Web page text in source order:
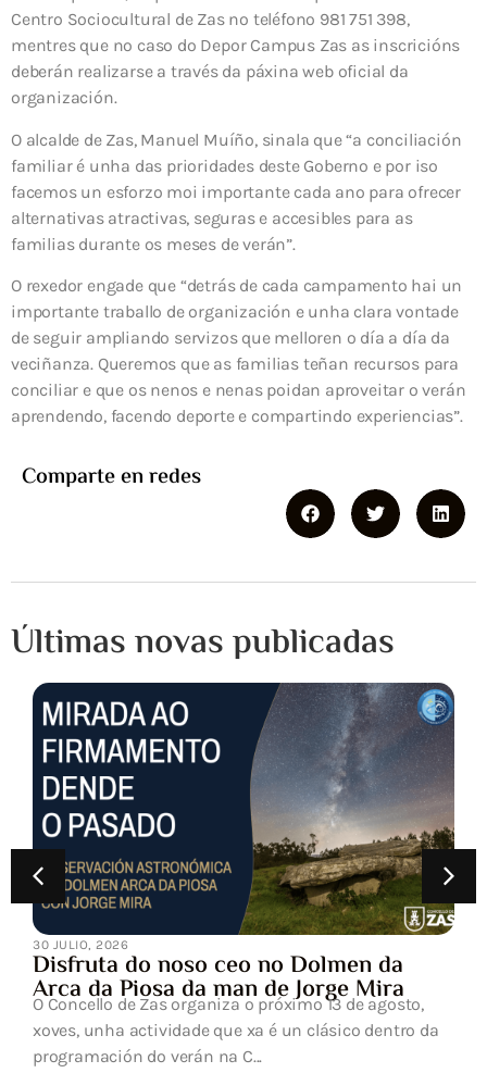
Centro Sociocultural de Zas no teléfono 981 751 398,
mentres que no caso do Depor Campus Zas as inscricións
deberán realizarse a través da páxina web oficial da
organización.
O alcalde de Zas, Manuel Muíño, sinala que “a conciliación
familiar é unha das prioridades deste Goberno e por iso
facemos un esforzo moi importante cada ano para ofrecer
alternativas atractivas, seguras e accesibles para as
familias durante os meses de verán”.
O rexedor engade que “detrás de cada campamento hai un
importante traballo de organización e unha clara vontade
de seguir ampliando servizos que melloren o día a día da
veciñanza. Queremos que as familias teñan recursos para
conciliar e que os nenos e nenas poidan aproveitar o verán
aprendendo, facendo deporte e compartindo experiencias”.
Comparte en redes
Últimas novas publicadas
30 JULIO, 2026
Disfruta do noso ceo no Dolmen da
Arca da Piosa da man de Jorge Mira
O Concello de Zas organiza o próximo 13 de agosto,
xoves, unha actividade que xa é un clásico dentro da
programación do verán na C...